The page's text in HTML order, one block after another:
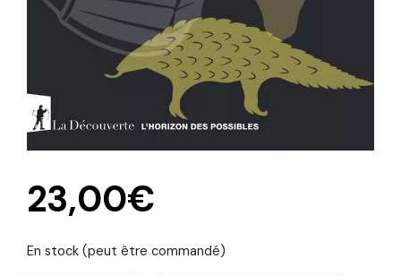
23,00€
En stock (peut être commandé)